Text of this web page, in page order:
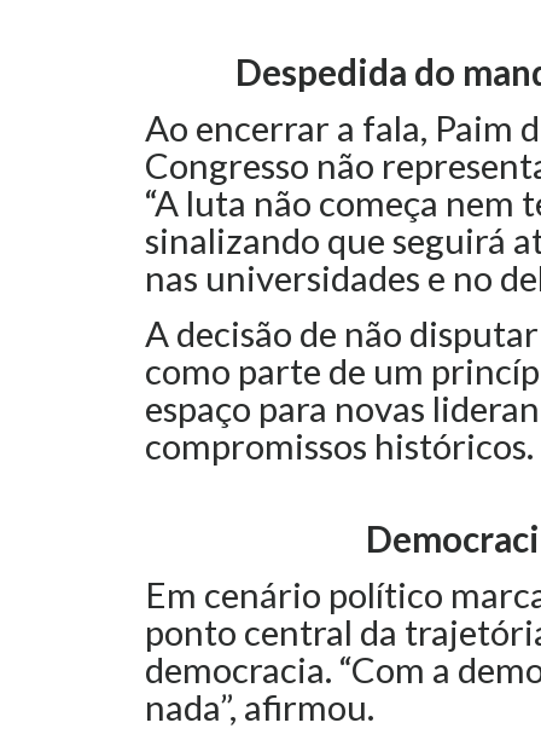
Despedida do
Ao encerrar a fala, Paim
Congresso não
“A luta não começa nem
sinalizando que seguirá
nas universidades e no
A decisão de não
como parte de um
espaço para novas
compromissos históricos.
Em cenário político
ponto central da
democracia. “Com a
nada”, afirmou.